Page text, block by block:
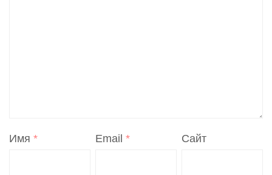
Имя * Email* Сайт